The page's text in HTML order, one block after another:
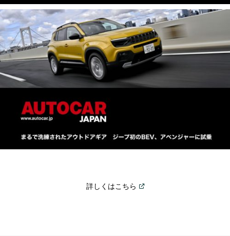
詳しくはこちら Open in a new window